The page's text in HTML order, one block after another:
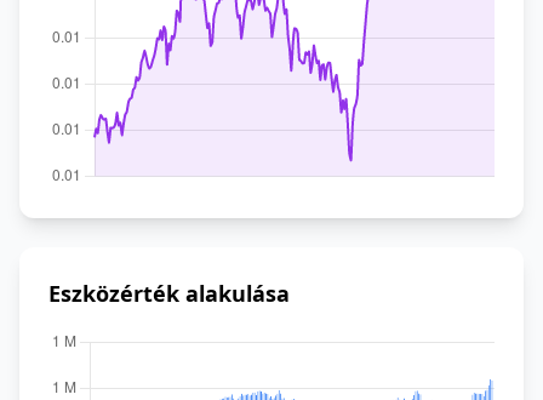
Eszközérték alakulása